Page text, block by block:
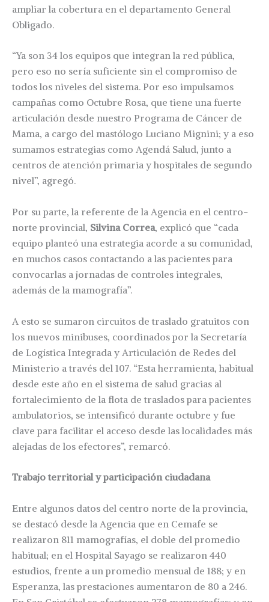
ampliar la cobertura en el departamento General
Obligado.
“Ya son 34 los equipos que integran la red pública,
pero eso no sería suficiente sin el compromiso de
todos los niveles del sistema. Por eso impulsamos
campañas como Octubre Rosa, que tiene una fuerte
articulación desde nuestro Programa de Cáncer de
Mama, a cargo del mastólogo Luciano Mignini; y a eso
sumamos estrategias como Agendá Salud, junto a
centros de atención primaria y hospitales de segundo
nivel”, agregó.
Por su parte, la referente de la Agencia en el centro-
norte provincial, Silvina Correa, explicó que “cada
equipo planteó una estrategia acorde a su comunidad,
en muchos casos contactando a las pacientes para
convocarlas a jornadas de controles integrales,
además de la mamografía”.
A esto se sumaron circuitos de traslado gratuitos con
los nuevos minibuses, coordinados por la Secretaría
de Logística Integrada y Articulación de Redes del
Ministerio a través del 107. “Esta herramienta, habitual
desde este año en el sistema de salud gracias al
fortalecimiento de la flota de traslados para pacientes
ambulatorios, se intensificó durante octubre y fue
clave para facilitar el acceso desde las localidades más
alejadas de los efectores”, remarcó.
Trabajo territorial y participación ciudadana
Entre algunos datos del centro norte de la provincia,
se destacó desde la Agencia que en Cemafe se
realizaron 811 mamografías, el doble del promedio
habitual; en el Hospital Sayago se realizaron 440
estudios, frente a un promedio mensual de 188; y en
Esperanza, las prestaciones aumentaron de 80 a 246.